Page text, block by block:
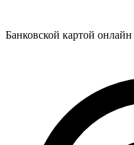
Банковской картой онлайн